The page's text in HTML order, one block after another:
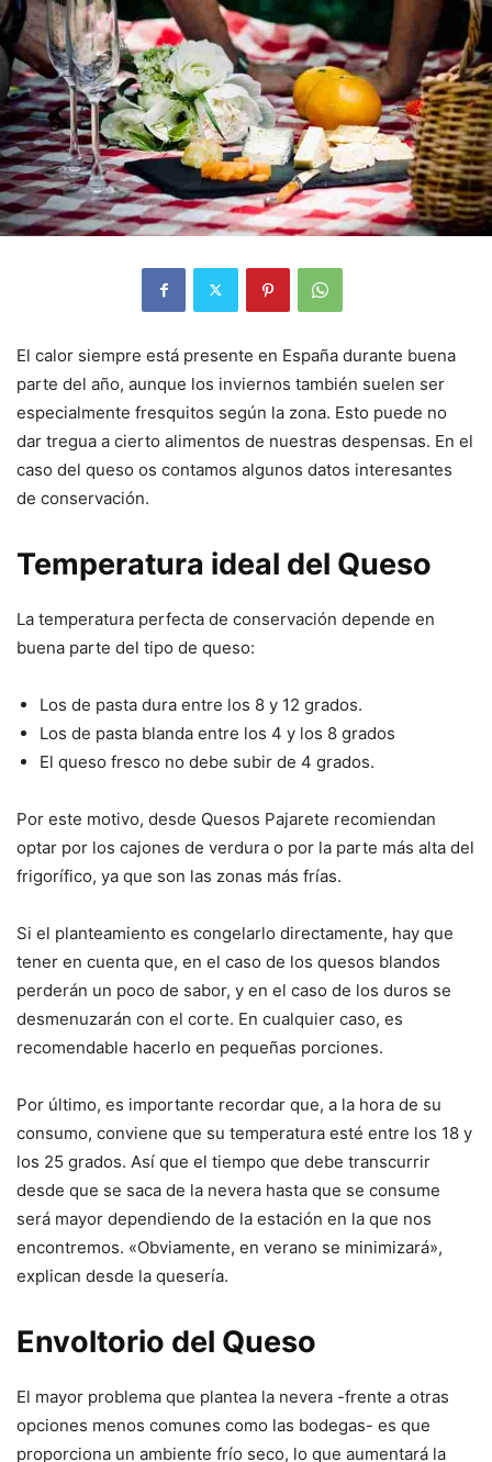
El calor siempre está presente en España durante buena
parte del año, aunque los inviernos también suelen ser
especialmente fresquitos según la zona. Esto puede no
dar tregua a cierto alimentos de nuestras despensas. En el
caso del queso os contamos algunos datos interesantes
de conservación.
Temperatura ideal del Queso
La temperatura perfecta de conservación depende en
buena parte del tipo de queso:
Los de pasta dura entre los 8 y 12 grados.
Los de pasta blanda entre los 4 y los 8 grados
El queso fresco no debe subir de 4 grados.
Por este motivo, desde Quesos Pajarete recomiendan
optar por los cajones de verdura o por la parte más alta del
frigorífico, ya que son las zonas más frías.
Si el planteamiento es congelarlo directamente, hay que
tener en cuenta que, en el caso de los quesos blandos
perderán un poco de sabor, y en el caso de los duros se
desmenuzarán con el corte. En cualquier caso, es
recomendable hacerlo en pequeñas porciones.
Por último, es importante recordar que, a la hora de su
consumo, conviene que su temperatura esté entre los 18 y
los 25 grados. Así que el tiempo que debe transcurrir
desde que se saca de la nevera hasta que se consume
será mayor dependiendo de la estación en la que nos
encontremos. «Obviamente, en verano se minimizará»,
explican desde la quesería.
Envoltorio del Queso
El mayor problema que plantea la nevera -frente a otras
opciones menos comunes como las bodegas- es que
proporciona un ambiente frío seco, lo que aumentará la